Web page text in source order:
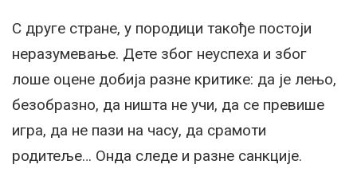
С друге стране, у породици такође постоји
неразумевање. Дете због неуспеха и због
лоше оцене добија разне критике: да је лењо,
безобразно, да ништа не учи, да се превише
игра, да не пази на часу, да срамоти
родитеље… Онда следе и разне санкције.